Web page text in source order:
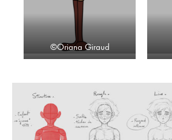
©Oriana Giraud